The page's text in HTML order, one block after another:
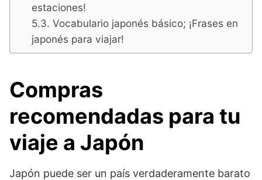
estaciones!
Vocabulario japonés básico; ¡Frases en
japonés para viajar!
Compras
recomendadas para tu
viaje a Japón
Japón puede ser un país verdaderamente barato